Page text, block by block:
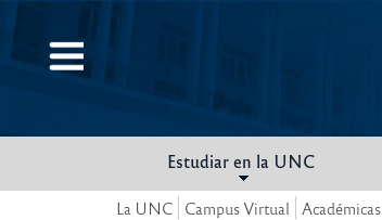
Pasar
contenido
Estudiar en la UNC
La UNC Campus Virtual Académicas